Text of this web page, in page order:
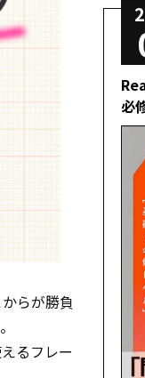
らが勝負
るフレー
必